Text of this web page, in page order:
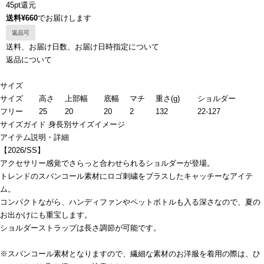
45pt還元
送料¥660でお届けします
返品可
送料、お届け日数、お届け日時指定について
返品について
サイズ
サイズ
高さ 上部幅 底幅 マチ 重さ(g)
ショルダー
フリー
25 20 20 2 132
22-127
サイズガイド 身長別サイズイメージ
アイテム説明・詳細
【2026/SS】
アクセサリー感覚でさらっと合わせられるショルダーが登場。
トレンドのスパンコール素材にロゴ刺繍をプラスしたキャッチーなアイテ
ム。
コンパクトながら、ハンディファンやペットボトルも入る深さなので、夏の
お出かけにも重宝します。
ショルダーストラップは長さ調節が可能です。
※スパンコール素材となりますので、繊細な素材のお洋服を着用の際は、ひ